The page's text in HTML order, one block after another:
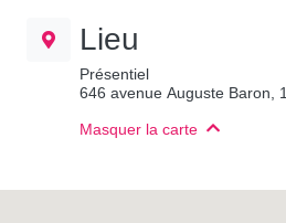
Lieu
Présentiel
646 avenue Auguste Baron,
Masquer la carte